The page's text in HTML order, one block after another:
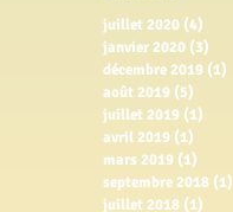
juillet 2020 (4)
janvier 2020 (3)
décembre 2019 (1)
août 2019 (5)
juillet 2019 (1)
avril 2019 (1)
mars 2019 (1)
septembre 2018 (1)
juillet 2018 (1)